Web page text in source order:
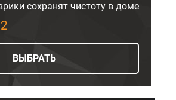
сохранят чистоту в доме
ВЫБРАТЬ